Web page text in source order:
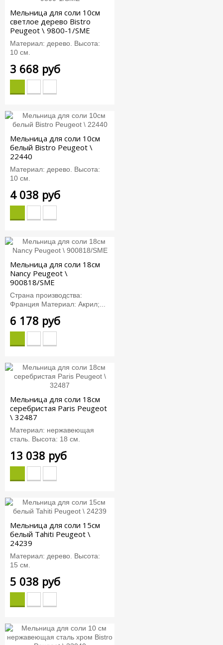
Мельница для соли 10см
светлое дерево Bistro
Peugeot \ 9800-1/SME
Материал: дерево. Высота:
10 см.
3 668 руб
Мельница для соли 10см
белый Bistro Peugeot \
22440
Материал: дерево. Высота:
10 см.
4 038 руб
Мельница для соли 18см
Nancy Peugeot \
900818/SME
Страна производства:
Франция Материал: Акрил;...
6 178 руб
Мельница для соли 18см
серебристая Paris Peugeot
\ 32487
Материал: нержавеющая
сталь. Высота: 18 см.
13 038 руб
Мельница для соли 15см
белый Tahiti Peugeot \
24239
Материал: дерево. Высота:
15 см.
5 038 руб